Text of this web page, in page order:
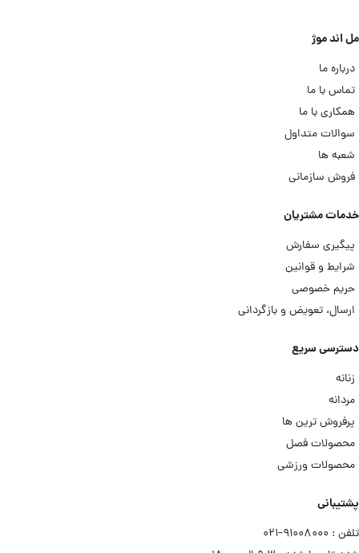
مل اند موژ
درباره ما
تماس با ما
همکاری با ما
سوالات متداول
شعبه ها
فروش سازمانی
خدمات مشتریان
پیگیری سفارش
شرایط و قوانین
حریم خصوصی
ارسال، تعویض و بازگردانی
دسترسی سریع
زنانه
مردانه
پرفروش ترین ها
محصولات فصل
محصولات ورزشی
پشتیبانی
تلفن : ۹۱۰۰۸۰۰۰−۰۲۱